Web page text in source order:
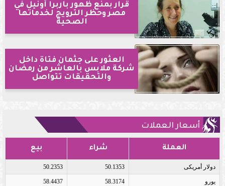
قرار بمنع ظهور باربرا أونيل في
مصر وحظر الترويج لخدماتها
الصحية
العثور على جثمان فتاة داخل
شركة ملابس بالعاشر من رمضان
والتحقيقات تتواصل
أسعار العملات
العملة شراء بيع
دولار أمريكى 50.1353
50.2353
يورو 58.3174
58.4437